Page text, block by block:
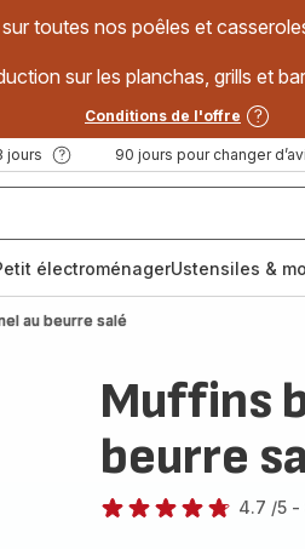
toutes nos poêles et
sur les planchas, grills et
Conditions de l'offre
jours 90 jours pour changer
électroménagerUstensiles &
au beurre salé
Muffins
beurre
4.7 /5 -